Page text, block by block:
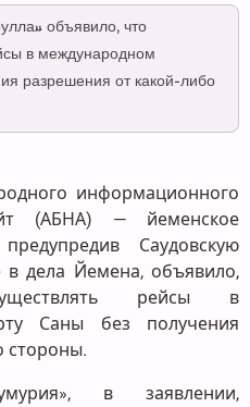
объявило, что
в международном
разрешения от какой-либо
информационного
(АБНА) — йеменское
Саудовскую
дела Йемена, объявило,
рейсы в
Саны без получения
стороны.
в заявлении,